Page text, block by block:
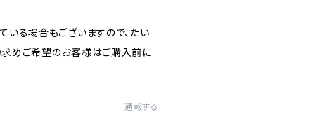
いる場合もございますので、たい
めご希望のお客様はご購入前に
通報する